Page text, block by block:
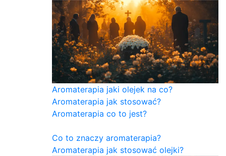
Aromaterapia jaki olejek na co?
Aromaterapia jak stosować?
Aromaterapia co to jest?
Co to znaczy aromaterapia?
Aromaterapia jak stosować olejki?